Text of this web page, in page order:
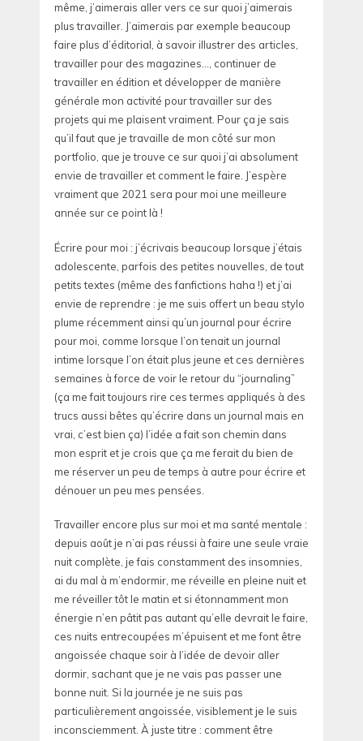
même, j’aimerais aller vers ce sur quoi j’aimerais
plus travailler. J’aimerais par exemple beaucoup
faire plus d’éditorial, à savoir illustrer des articles,
travailler pour des magazines…, continuer de
travailler en édition et développer de manière
générale mon activité pour travailler sur des
projets qui me plaisent vraiment. Pour ça je sais
qu’il faut que je travaille de mon côté sur mon
portfolio, que je trouve ce sur quoi j’ai absolument
envie de travailler et comment le faire. J’espère
vraiment que 2021 sera pour moi une meilleure
année sur ce point là !
Écrire pour moi : j’écrivais beaucoup lorsque j’étais
adolescente, parfois des petites nouvelles, de tout
petits textes (même des fanfictions haha !) et j’ai
envie de reprendre : je me suis offert un beau stylo
plume récemment ainsi qu’un journal pour écrire
pour moi, comme lorsque l’on tenait un journal
intime lorsque l’on était plus jeune et ces dernières
semaines à force de voir le retour du “journaling”
(ça me fait toujours rire ces termes appliqués à des
trucs aussi bêtes qu’écrire dans un journal mais en
vrai, c’est bien ça) l’idée a fait son chemin dans
mon esprit et je crois que ça me ferait du bien de
me réserver un peu de temps à autre pour écrire et
dénouer un peu mes pensées.
Travailler encore plus sur moi et ma santé mentale :
depuis août je n’ai pas réussi à faire une seule vraie
nuit complète, je fais constamment des insomnies,
ai du mal à m’endormir, me réveille en pleine nuit et
me réveiller tôt le matin et si étonnamment mon
énergie n’en pâtit pas autant qu’elle devrait le faire,
ces nuits entrecoupées m’épuisent et me font être
angoissée chaque soir à l’idée de devoir aller
dormir, sachant que je ne vais pas passer une
bonne nuit. Si la journée je ne suis pas
particulièrement angoissée, visiblement je le suis
inconsciemment. À juste titre : comment être